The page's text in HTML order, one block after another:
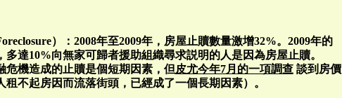
）：2008年至2009年，房屋止贖數量激增32%。2009年的
多達10%向無家可歸者援助組織尋求説明的人是因為房屋止贖。
危機造成的止贖是個短期因素，但皮尤今年7月的一項調查談到房價
租不起房因而流落街頭，已經成了一個長期因素）。